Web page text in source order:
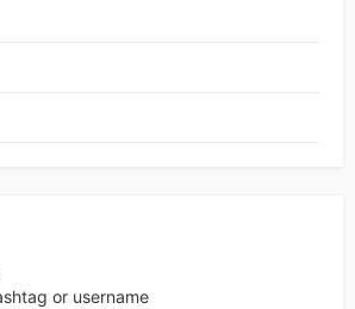
or username